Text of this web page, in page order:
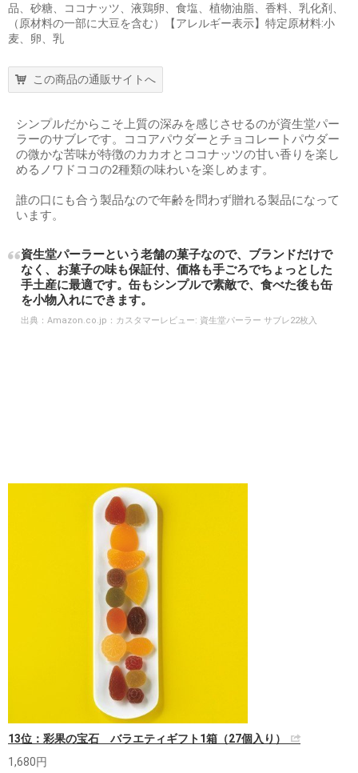
品、砂糖、ココナッツ、液鶏卵、食塩、植物油脂、香料、乳化剤、
（原材料の一部に大豆を含む）【アレルギー表示】特定原材料:小
麦、卵、乳
この商品の通販サイトへ
シンプルだからこそ上質の深みを感じさせるのが資生堂パー
ラーのサブレです。ココアパウダーとチョコレートパウダー
の微かな苦味が特徴のカカオとココナッツの甘い香りを楽し
めるノワドココの2種類の味わいを楽しめます。
誰の口にも合う製品なので年齢を問わず贈れる製品になって
います。
資生堂パーラーという老舗の菓子なので、ブランドだけで
なく、お菓子の味も保証付、価格も手ごろでちょっとした
手土産に最適です。缶もシンプルで素敵で、食べた後も缶
を小物入れにできます。
出典： Amazon.co.jp：カスタマーレビュー: 資生堂パーラー サブレ22枚入
13位：彩果の宝石 バラエティギフト1箱（27個入り）
1,680円